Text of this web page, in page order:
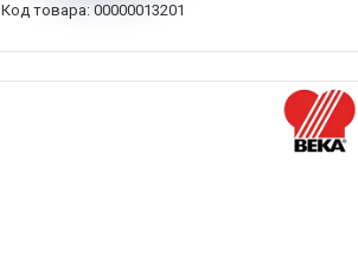
Код товара: 00000013201